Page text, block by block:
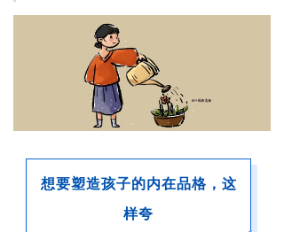
想要塑造孩子的内在品格，这
样夸